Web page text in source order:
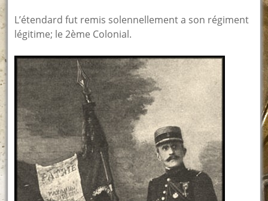
L’étendard fut remis solennellement a son régiment
légitime; le 2ème Colonial.